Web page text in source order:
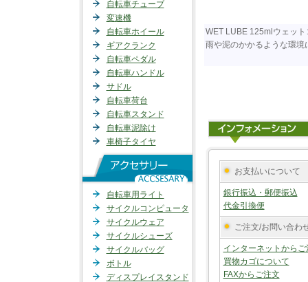
自転車チューブ
変速機
自転車ホイール
ギアクランク
自転車ペダル
自転車ハンドル
サドル
自転車荷台
自転車スタンド
自転車泥除け
車椅子タイヤ
自転車用ライト
サイクルコンピュータ
サイクルウェア
サイクルシューズ
サイクルバッグ
ボトル
ディスプレイスタンド
WET LUBE 125mlウェッ
雨や泥のかかるような環境
お支払いについて
銀行振込・郵便振込
代金引換便
ご注文/お問い合わ
インターネットからご
買物カゴについて
FAXからご注文